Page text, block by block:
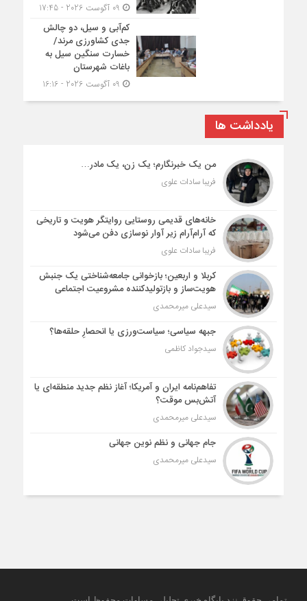
کم‌آبی و سیل، دو چالش
جدی کشاورزی مرند/
خسارت سنگین سیل به
باغات شهرستان
یادداشت ها
من یک خبرنگارم؛ یک زن، یک مادر…
فریبا سادات علوی
خانه‌های قدیمی روستایی روایتگر هویت و تاریخی
که آرام‌آرام زیر آوار نوسازی دفن می‌شود
فریبا سادات علوی
کربلا و اربعین؛ بازخوانی جامعه‌شناختی یک جنبش
هویت‌ساز و بازتولیدکننده مشروعیت اجتماعی
سیدعلی میرمحمدی
جبهه سیاسی؛ سیاست‌ورزی یا انحصارِ حلقه‌ها؟
سیدجواد کاظمی
تفاهم‌نامه ایران و آمریکا؛ آغاز نظم جدید منطقه‌ای یا
آتش‌بس موقت؟
سیدعلی میرمحمدی
جام جهانی و نظم نوین جهانی
سیدعلی میرمحمدی